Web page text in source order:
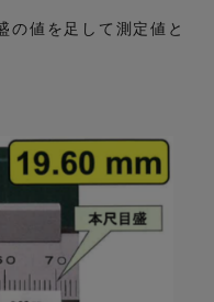
の値を足して測定値と